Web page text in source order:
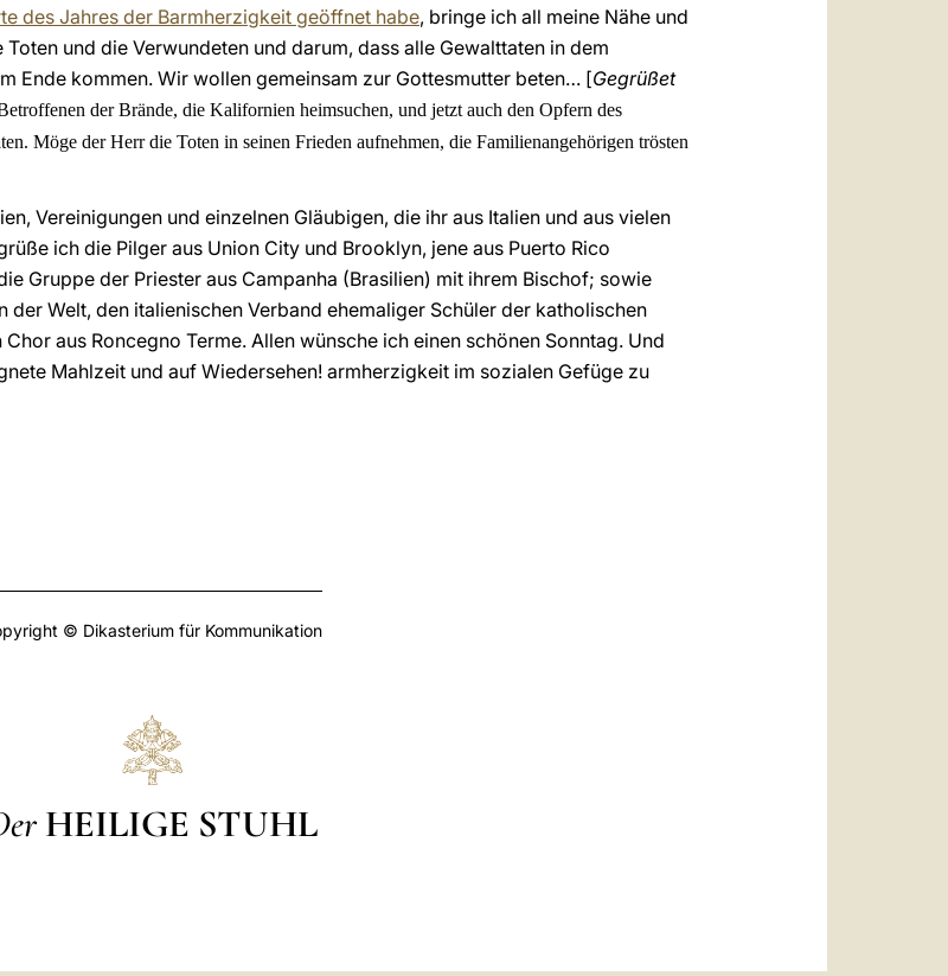
des Jahres der Barmherzigkeit geöffnet habe, bringe ich all meine Nähe und
und die Verwundeten und darum, dass alle Gewalttaten in dem
Ende kommen. Wir wollen gemeinsam zur Gottesmutter beten… [Gegrüßet
der Brände, die Kalifornien heimsuchen, und jetzt auch den Opfern des
Möge der Herr die Toten in seinen Frieden aufnehmen, die Familienangehörigen trösten
Vereinigungen und einzelnen Gläubigen, die ihr aus Italien und aus vielen
ich die Pilger aus Union City und Brooklyn, jene aus Puerto Rico
Gruppe der Priester aus Campanha (Brasilien) mit ihrem Bischof; sowie
Welt, den italienischen Verband ehemaliger Schüler der katholischen
aus Roncegno Terme. Allen wünsche ich einen schönen Sonntag. Und
Mahlzeit und auf Wiedersehen! armherzigkeit im sozialen Gefüge zu
© Dikasterium für Kommunikation
HEILIGE STUHL